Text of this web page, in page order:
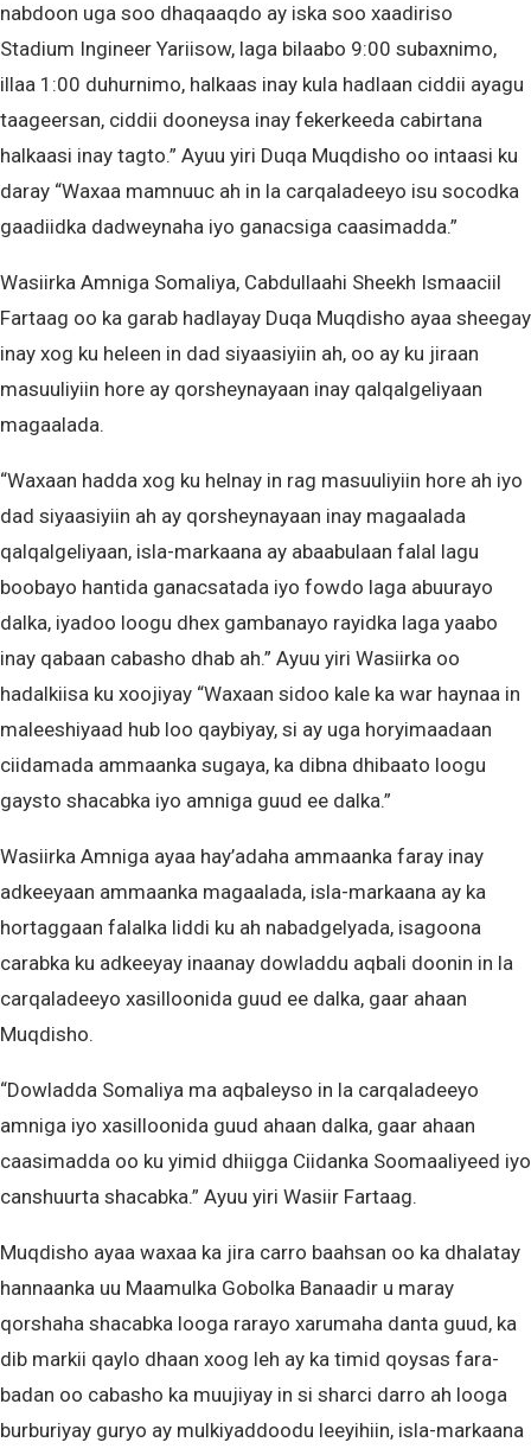
nabdoon uga soo dhaqaaqdo ay iska soo xaadiriso
Stadium Ingineer Yariisow, laga bilaabo 9:00 subaxnimo,
illaa 1:00 duhurnimo, halkaas inay kula hadlaan ciddii ayagu
taageersan, ciddii dooneysa inay fekerkeeda cabirtana
halkaasi inay tagto.” Ayuu yiri Duqa Muqdisho oo intaasi ku
daray “Waxaa mamnuuc ah in la carqaladeeyo isu socodka
gaadiidka dadweynaha iyo ganacsiga caasimadda.”
Wasiirka Amniga Somaliya, Cabdullaahi Sheekh Ismaaciil
Fartaag oo ka garab hadlayay Duqa Muqdisho ayaa sheegay
inay xog ku heleen in dad siyaasiyiin ah, oo ay ku jiraan
masuuliyiin hore ay qorsheynayaan inay qalqalgeliyaan
magaalada.
“Waxaan hadda xog ku helnay in rag masuuliyiin hore ah iyo
dad siyaasiyiin ah ay qorsheynayaan inay magaalada
qalqalgeliyaan, isla-markaana ay abaabulaan falal lagu
boobayo hantida ganacsatada iyo fowdo laga abuurayo
dalka, iyadoo loogu dhex gambanayo rayidka laga yaabo
inay qabaan cabasho dhab ah.” Ayuu yiri Wasiirka oo
hadalkiisa ku xoojiyay “Waxaan sidoo kale ka war haynaa in
maleeshiyaad hub loo qaybiyay, si ay uga horyimaadaan
ciidamada ammaanka sugaya, ka dibna dhibaato loogu
gaysto shacabka iyo amniga guud ee dalka.”
Wasiirka Amniga ayaa hay’adaha ammaanka faray inay
adkeeyaan ammaanka magaalada, isla-markaana ay ka
hortaggaan falalka liddi ku ah nabadgelyada, isagoona
carabka ku adkeeyay inaanay dowladdu aqbali doonin in la
carqaladeeyo xasilloonida guud ee dalka, gaar ahaan
Muqdisho.
“Dowladda Somaliya ma aqbaleyso in la carqaladeeyo
amniga iyo xasilloonida guud ahaan dalka, gaar ahaan
caasimadda oo ku yimid dhiigga Ciidanka Soomaaliyeed iyo
canshuurta shacabka.” Ayuu yiri Wasiir Fartaag.
Muqdisho ayaa waxaa ka jira carro baahsan oo ka dhalatay
hannaanka uu Maamulka Gobolka Banaadir u maray
qorshaha shacabka looga rarayo xarumaha danta guud, ka
dib markii qaylo dhaan xoog leh ay ka timid qoysas fara-
badan oo cabasho ka muujiyay in si sharci darro ah looga
burburiyay guryo ay mulkiyaddoodu leeyihiin, isla-markaana